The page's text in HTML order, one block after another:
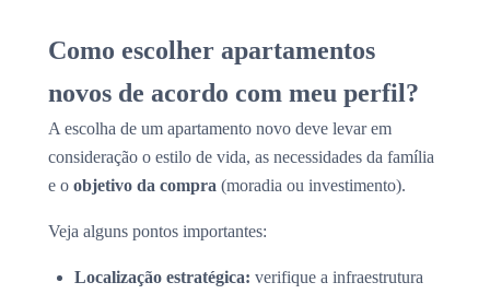
Como escolher apartamentos
novos de acordo com meu perfil?
A escolha de um apartamento novo deve levar em
consideração o estilo de vida, as necessidades da família
e o objetivo da compra (moradia ou investimento).
Veja alguns pontos importantes:
Localização estratégica: verifique a infraestrutura